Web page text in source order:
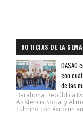
NOTICIAS DE LA
DASAC
con
de las
Barahona, República
Asistencia Social y
culminó con éxito un